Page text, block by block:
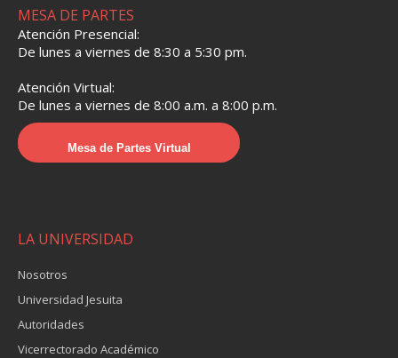
MESA DE PARTES
Atención Presencial:
De lunes a viernes de 8:30 a 5:30 pm.
Atención Virtual:
De lunes a viernes de 8:00 a.m. a 8:00 p.m.
Mesa de Partes Virtual
LA UNIVERSIDAD
Nosotros
Universidad Jesuita
Autoridades
Vicerrectorado Académico